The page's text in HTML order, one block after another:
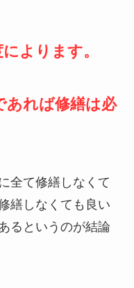
よります。
あれば修繕は必
全て修繕しなくて
繕しなくても良い
るというのが結論